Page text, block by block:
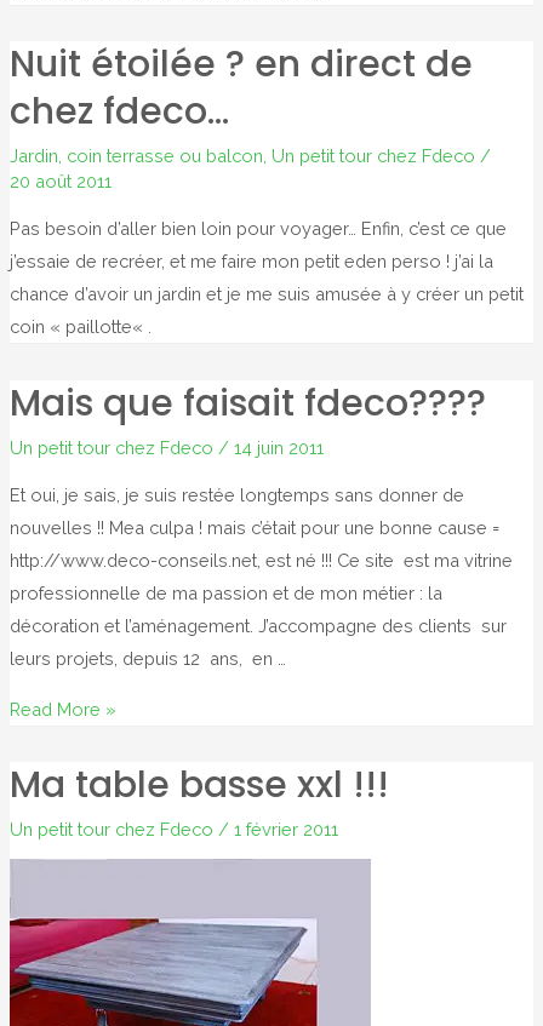
Nuit étoilée ? en direct de
chez fdeco…
Jardin, coin terrasse ou balcon Un petit tour chez Fdeco /
20 août 2011
Pas besoin d’aller bien loin pour voyager… Enfin, c’est ce que
j’essaie de recréer, et me faire mon petit eden perso ! j’ai la
chance d’avoir un jardin et je me suis amusée à y créer un petit
coin « paillotte« .
Mais que faisait fdeco????
Un petit tour chez Fdeco / 14 juin 2011
Et oui, je sais, je suis restée longtemps sans donner de
nouvelles !! Mea culpa ! mais c’était pour une bonne cause =
http://www.deco-conseils.net, est né !!! Ce site est ma vitrine
professionnelle de ma passion et de mon métier : la
décoration et l’aménagement. J’accompagne des clients sur
leurs projets, depuis 12 ans, en …
Mais
faisait
Read More »
Ma table basse xxl !!!
Un petit tour chez Fdeco / 1 février 2011